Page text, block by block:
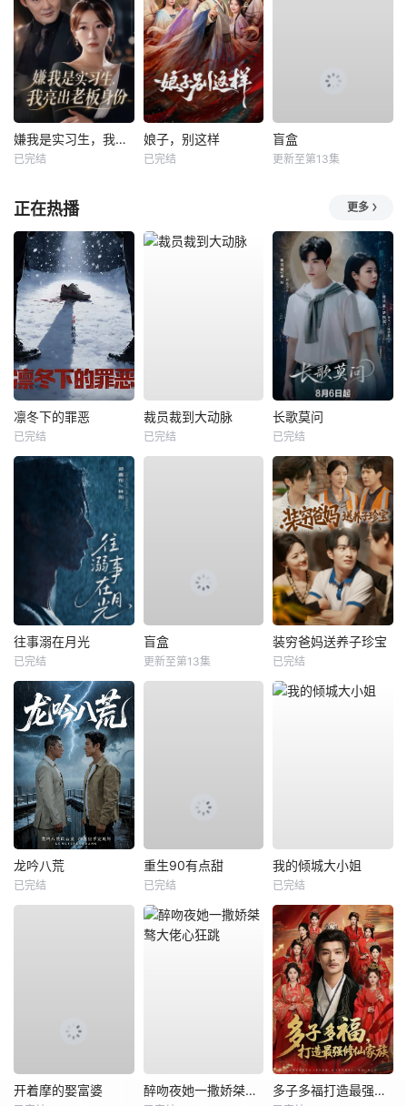
嫌我是实习生，我亮出老板身份
已完结
娘子，别这样
已完结
盲盒
更新至第13集
正在热播 更多
凛冬下的罪恶
已完结
裁员裁到大动脉
已完结
长歌莫问
已完结
往事溺在月光
已完结
盲盒
更新至第13集
装穷爸妈送养子珍宝
已完结
龙吟八荒
已完结
重生90有点甜
已完结
我的倾城大小姐
已完结
开着摩的娶富婆 醉吻夜她一撒娇桀骜大佬心狂跳 多子多福打造最强修仙家族